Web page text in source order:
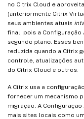
no Citrix Cloud e
(anteriormente Citrix
seus ambientes atuais
final, pois a
segundo plano. Esses
reduzida quando a Citrix
controle, atualizações
do Citrix Cloud e outros.
A Citrix usa a
fornecer um mecanismo
migração. A
mais sites locais como